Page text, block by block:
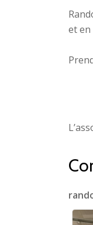
et en